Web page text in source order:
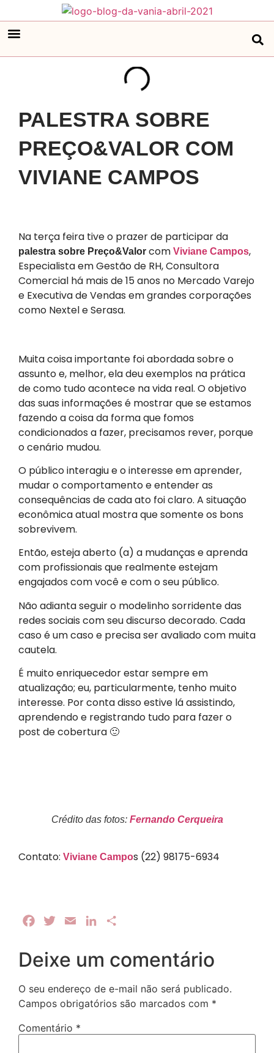
PALESTRA SOBRE
PREÇO&VALOR COM
VIVIANE CAMPOS
Na terça feira tive o prazer de participar da
palestra sobre Preço&Valor com Viviane Campos,
Especialista em Gestão de RH, Consultora
Comercial há mais de 15 anos no Mercado Varejo
e Executiva de Vendas em grandes corporações
como Nextel e Serasa.
Muita coisa importante foi abordada sobre o
assunto e, melhor, ela deu exemplos na prática
de como tudo acontece na vida real. O objetivo
das suas informações é mostrar que se estamos
fazendo a coisa da forma que fomos
condicionados a fazer, precisamos rever, porque
o cenário mudou.
O público interagiu e o interesse em aprender,
mudar o comportamento e entender as
consequências de cada ato foi claro. A situação
econômica atual mostra que somente os bons
sobrevivem.
Então, esteja aberto (a) a mudanças e aprenda
com profissionais que realmente estejam
engajados com você e com o seu público.
Não adianta seguir o modelinho sorridente das
redes sociais com seu discurso decorado. Cada
caso é um caso e precisa ser avaliado com muita
cautela.
É muito enriquecedor estar sempre em
atualização; eu, particularmente, tenho muito
interesse. Por conta disso estive lá assistindo,
aprendendo e registrando tudo para fazer o
post de cobertura 🙂
Crédito das fotos: Fernando Cerqueira
Contato: Viviane Campos (22) 98175-6934
FacebookTwitterEmail LinkedIn
Deixe um comentário
O seu endereço de e-mail não será publicado.
Campos obrigatórios são marcados com *
Comentário *